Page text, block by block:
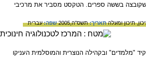
בששה ספרים. הטקסט מסביר את מרכיבי
תיכון ומעלהתאריך:תשס"ה,2005 שפה:עברית
"מלמדים" ובקהילה הנוצרית והמוסלמית העניקו